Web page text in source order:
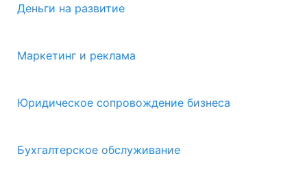
Деньги на развитие
Маркетинг и реклама
Юридическое сопровождение бизнеса
Бухгалтерское обслуживание